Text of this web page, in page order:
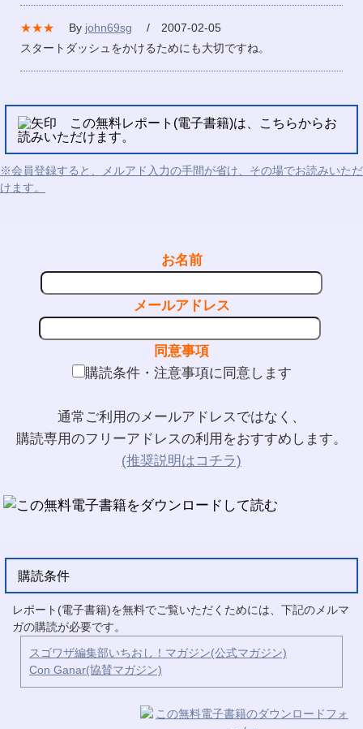
★★★ By john69sg
/ 2007-02-05
スタートダッシュをかけるためにも大切ですね。
この無料レポート(電子書籍)は、こちらからお
読みいただけます。
※会員登録すると、メルアド入力の手間が省け、その場でお読みいただ
けます。
お名前
メールアドレス
同意事項
購読条件・注意事項に同意します
通常ご利用のメールアドレスではなく、
購読専用のフリーアドレスの利用をおすすめします。
(推奨説明はコチラ)
購読条件
レポート(電子書籍)を無料でご覧いただくためには、下記のメルマ
ガの購読が必要です。
スゴワザ編集部いちおし！マガジン(公式マガジン)
Con Ganar(協賛マガジン)